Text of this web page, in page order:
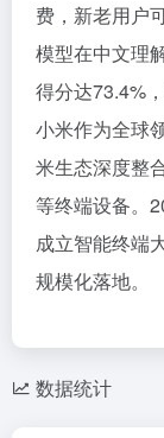
费，新老用户
模型在中文理
得分达73.4%
小米作为全球
米生态深度整
等终端设备。
成立智能终端
规模化落地。
数据统计